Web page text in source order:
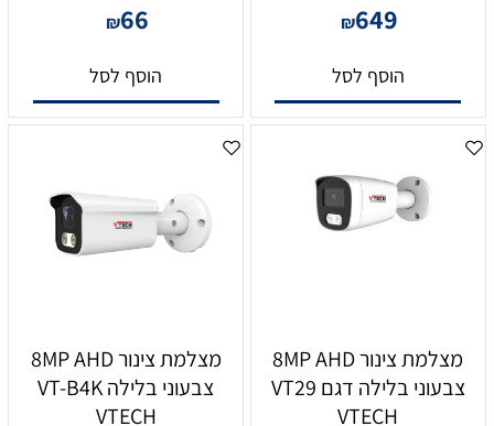
₪649
הוסף לסל
₪66
הוסף לסל
מצלמת צינור 8MP AHD
צבעוני בלילה דגם VT29
VTECH
מצלמת צינור 8MP AHD
צבעוני בלילה VT-B4K
VTECH